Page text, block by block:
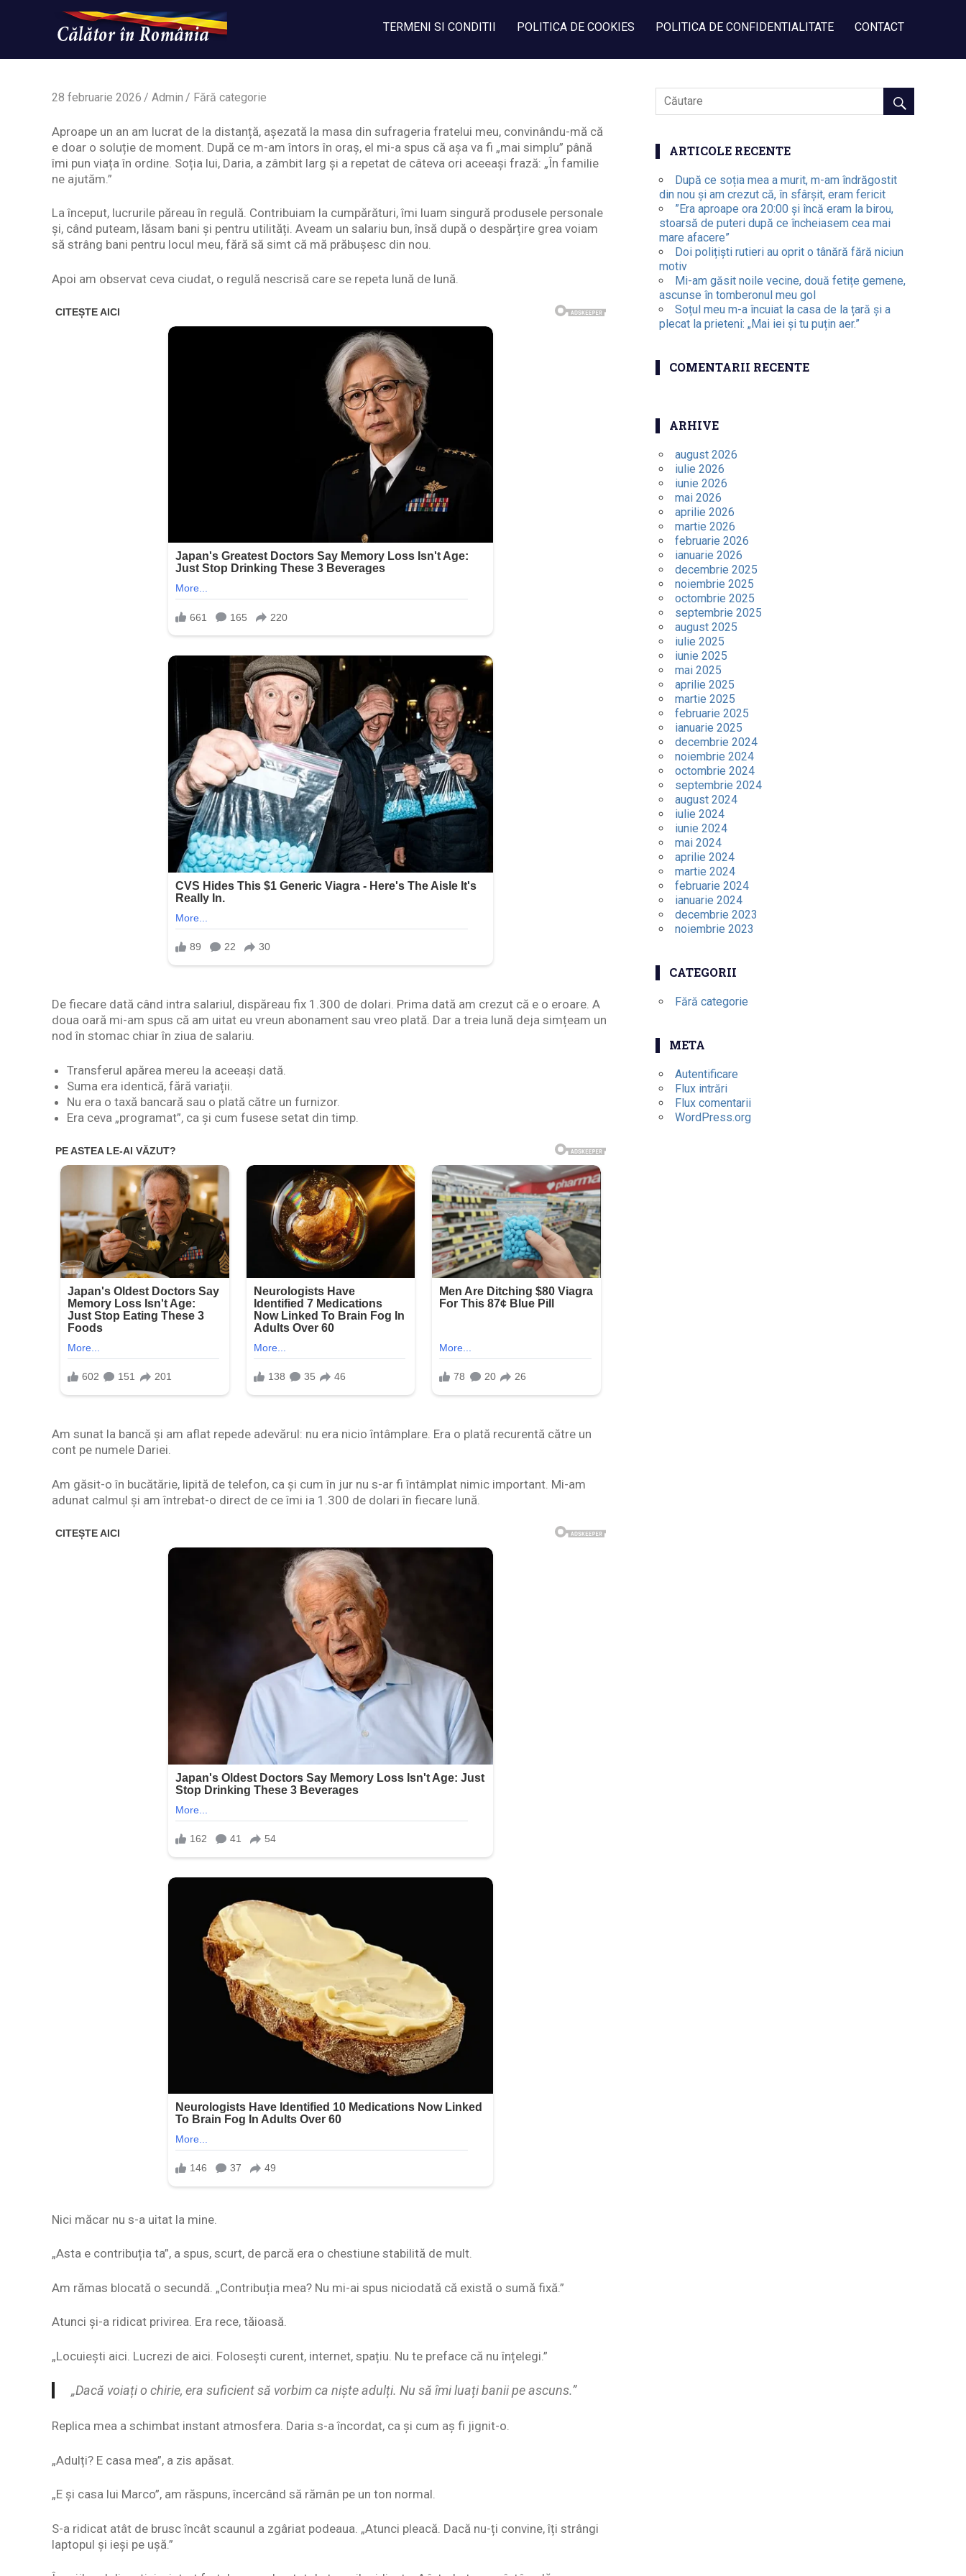
Calatorinromania
WordPress
TERMENI SI CONDITII POLITICA DE COOKIES POLITICA DE CONFIDENTIALITATE CONTACT
28 februarie 2026 Admin Fără categorie
Aproape un an am lucrat de la distanță, așezată la masa din sufrageria fratelui meu, convinându-mă că
e doar o soluție de moment. După ce m-am întors în oraș, el mi-a spus că așa va fi „mai simplu” până
îmi pun viața în ordine. Soția lui, Daria, a zâmbit larg și a repetat de câteva ori aceeași frază: „În familie
ne ajutăm.”
La început, lucrurile păreau în regulă. Contribuiam la cumpărături, îmi luam singură produsele personale
și, când puteam, lăsam bani și pentru utilități. Aveam un salariu bun, însă după o despărțire grea voiam
să strâng bani pentru locul meu, fără să simt că mă prăbușesc din nou.
Apoi am observat ceva ciudat, o regulă nescrisă care se repeta lună de lună.
De fiecare dată când intra salariul, dispăreau fix 1.300 de dolari. Prima dată am crezut că e o eroare. A
doua oară mi-am spus că am uitat eu vreun abonament sau vreo plată. Dar a treia lună deja simțeam un
nod în stomac chiar în ziua de salariu.
Transferul apărea mereu la aceeași dată.
Suma era identică, fără variații.
Nu era o taxă bancară sau o plată către un furnizor.
Era ceva „programat”, ca și cum fusese setat din timp.
Am sunat la bancă și am aflat repede adevărul: nu era nicio întâmplare. Era o plată recurentă către un
cont pe numele Dariei.
Am găsit-o în bucătărie, lipită de telefon, ca și cum în jur nu s-ar fi întâmplat nimic important. Mi-am
adunat calmul și am întrebat-o direct de ce îmi ia 1.300 de dolari în fiecare lună.
Nici măcar nu s-a uitat la mine.
„Asta e contribuția ta”, a spus, scurt, de parcă era o chestiune stabilită de mult.
Am rămas blocată o secundă. „Contribuția mea? Nu mi-ai spus niciodată că există o sumă fixă.”
Atunci și-a ridicat privirea. Era rece, tăioasă.
„Locuiești aici. Lucrezi de aici. Folosești curent, internet, spațiu. Nu te preface că nu înțelegi.”
„Dacă voiați o chirie, era suficient să vorbim ca niște adulți. Nu să îmi luați banii pe ascuns.”
Replica mea a schimbat instant atmosfera. Daria s-a încordat, ca și cum aș fi jignit-o.
„Adulți? E casa mea”, a zis apăsat.
„E și casa lui Marco”, am răspuns, încercând să rămân pe un ton normal.
S-a ridicat atât de brusc încât scaunul a zgâriat podeaua. „Atunci pleacă. Dacă nu-ți convine, îți strângi
laptopul și ieși pe ușă.”
ARTICOLE RECENTE
După ce soția mea a murit, m-am îndrăgostit
din nou și am crezut că, în sfârșit, eram fericit
”Era aproape ora 20:00 și încă eram la birou,
stoarsă de puteri după ce încheiasem cea mai
mare afacere”
Doi polițiști rutieri au oprit o tânără fără niciun
motiv
Mi-am găsit noile vecine, două fetițe gemene,
ascunse în tomberonul meu gol
Soțul meu m-a încuiat la casa de la țară și a
plecat la prieteni: „Mai iei și tu puțin aer.”
COMENTARII RECENTE
ARHIVE
august 2026
iulie 2026
iunie 2026
mai 2026
aprilie 2026
martie 2026
februarie 2026
ianuarie 2026
decembrie 2025
noiembrie 2025
octombrie 2025
septembrie 2025
august 2025
iulie 2025
iunie 2025
mai 2025
aprilie 2025
martie 2025
februarie 2025
ianuarie 2025
decembrie 2024
noiembrie 2024
octombrie 2024
septembrie 2024
august 2024
iulie 2024
iunie 2024
mai 2024
aprilie 2024
martie 2024
februarie 2024
ianuarie 2024
decembrie 2023
noiembrie 2023
CATEGORII
Fără categorie
META
Autentificare
Flux intrări
Flux comentarii
WordPress.org